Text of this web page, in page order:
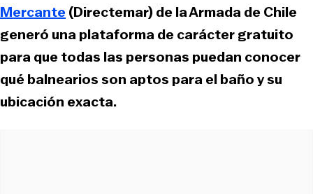
Mercante(Directemar) de la Armada de Chile
generó una plataforma de carácter gratuito
para que todas las personas puedan conocer
qué balnearios son aptos para el baño y su
ubicación exacta.